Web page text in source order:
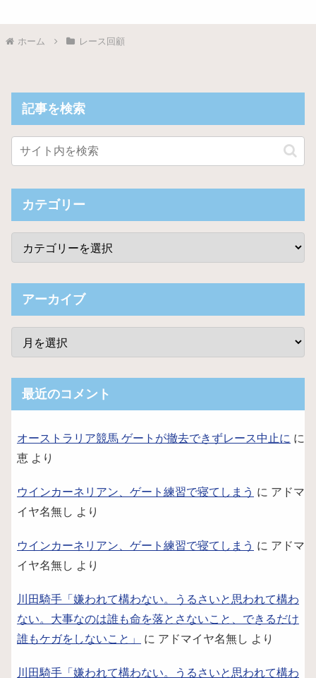
ホーム レース回顧
記事を検索
カテゴリー
アーカイブ
最近のコメント
オーストラリア競馬 ゲートが撤去できずレース中止に に
恵 より
ウインカーネリアン、ゲート練習で寝てしまう に アドマ
イヤ名無し より
ウインカーネリアン、ゲート練習で寝てしまう に アドマ
イヤ名無し より
川田騎手「嫌われて構わない。うるさいと思われて構わ
ない。大事なのは誰も命を落とさないこと、できるだけ
誰もケガをしないこと」
に アドマイヤ名無し より
川田騎手「嫌われて構わない。うるさいと思われて構わ